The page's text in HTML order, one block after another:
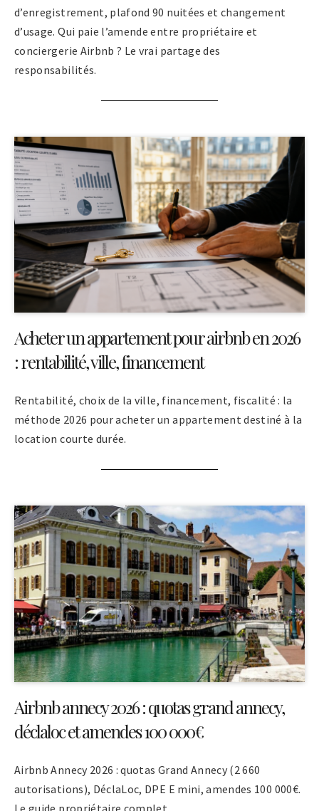
d’enregistrement, plafond 90 nuitées et changement
d’usage. Qui paie l’amende entre propriétaire et
conciergerie Airbnb ? Le vrai partage des
responsabilités.
Acheter un appartement pour airbnb en 2026
: rentabilité, ville, financement
Rentabilité, choix de la ville, financement, fiscalité : la
méthode 2026 pour acheter un appartement destiné à la
location courte durée.
Airbnb annecy 2026 : quotas grand annecy,
déclaloc et amendes 100 000€
Airbnb Annecy 2026 : quotas Grand Annecy (2 660
autorisations), DéclaLoc, DPE E mini, amendes 100 000€.
Le guide propriétaire complet.